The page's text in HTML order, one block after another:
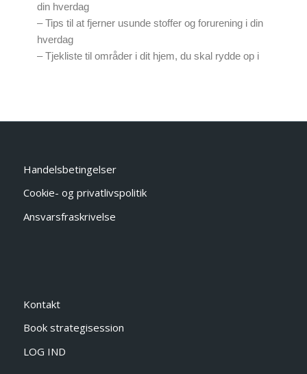
din hverdag
– Tips til at fjerner usunde stoffer og forurening i din
hverdag
– Tjekliste til områder i dit hjem, du skal rydde op i
Handelsbetingelser
Cookie- og privatlivspolitik
Ansvarsfraskrivelse
Kontakt
Book strategisession
LOG IND